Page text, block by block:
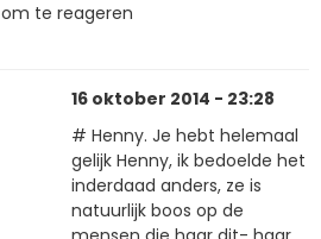
om te reageren
16 oktober 2014 - 23:28
# Henny. Je hebt helemaal
gelijk Henny, ik bedoelde het
inderdaad anders, ze is
natuurlijk boos op de